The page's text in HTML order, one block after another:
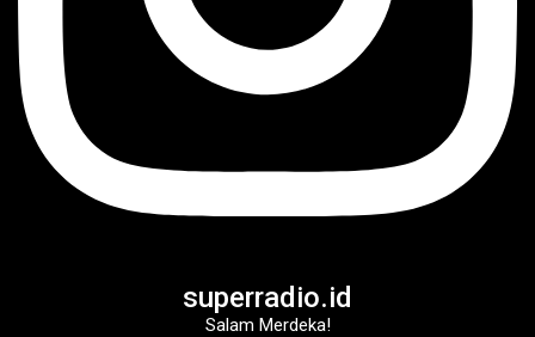
superradio.id
Salam Merdeka!